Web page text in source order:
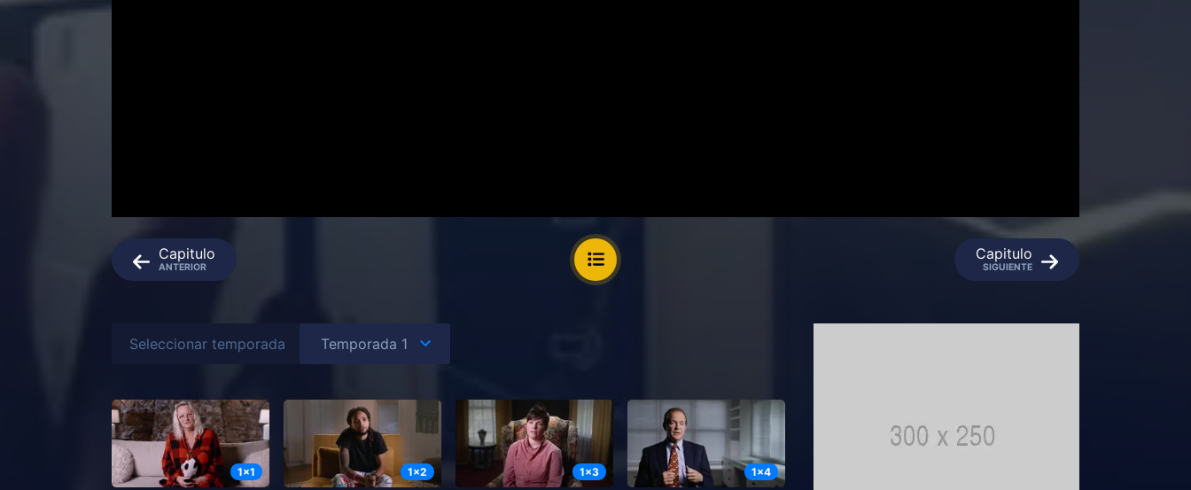
Capitulo
ANTERIOR
Capitulo
SIGUIENTE
Seleccionar temporada
1x1 1x2 1x3 1x4